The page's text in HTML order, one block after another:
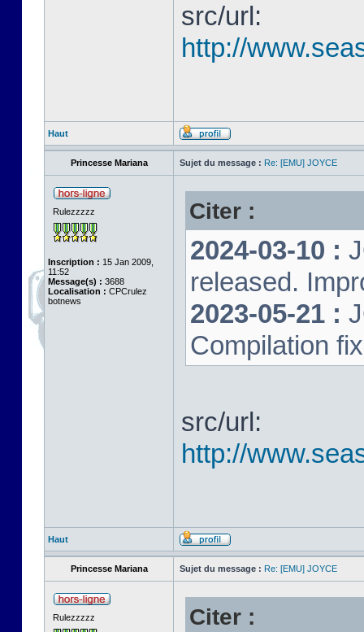
src/url:
http://
Haut
Princesse Mariana Sujet du message : Re: [EMU] JOYCE
Rulezzzzz
Inscription : 15 Jan 2009,
11:52
Message(s) : 3688
Localisation : CPCrulez
botnews
Citer :
2024-03-10 :
released.
2023-05-21 :
Compilation
src/url:
http://
Haut
Princesse Mariana Sujet du message : Re: [EMU] JOYCE
Rulezzzzz Citer :